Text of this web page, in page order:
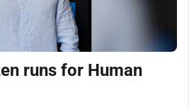
runs for Human